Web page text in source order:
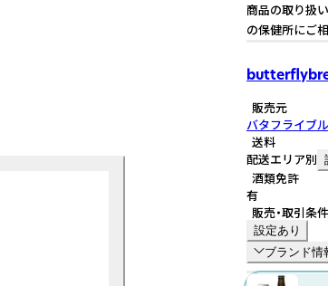
商品の取り扱
の保健所にご
販売元
バタフライブ
送料
配送エリア別
酒類免許
有
販売・取引条件
設定あり
ブランド情